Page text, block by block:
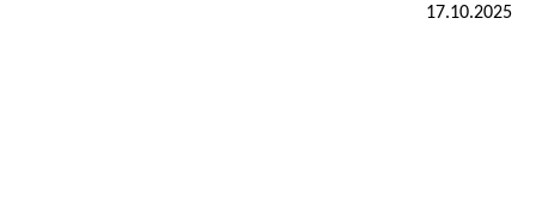
17.10.2025